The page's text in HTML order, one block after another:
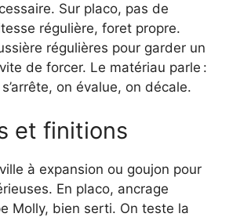
Sur placo, pas de
régulière, foret propre.
régulières pour garder un
de forcer. Le matériau parle :
on évalue, on décale.
et finitions
à expansion ou goujon pour
En placo, ancrage
Molly, bien serti. On teste la